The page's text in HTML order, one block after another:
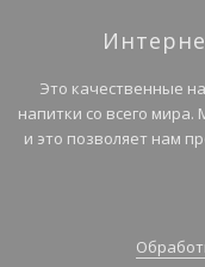
Это качественные
напитки со всего
и это позволяет нам